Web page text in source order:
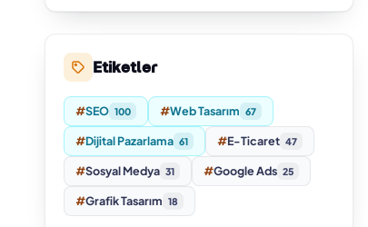
Etiketler
#SEO 100 #Web Tasarım 67
#Dijital Pazarlama 61 #E-Ticaret 47
#Sosyal Medya 31 #Google Ads 25
#Grafik Tasarım 18